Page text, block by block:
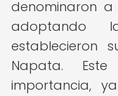
denominaron a
adoptando
establecieron
Napata.
importancia,